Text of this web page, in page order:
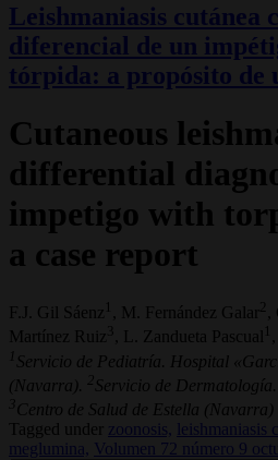
Leishmaniasis cutánea
diferencial de un
tórpida: a propósito de
Cutaneous
differential
impetigo with
a case report
F.J. Gil Sáenz 1 , M. Fernández Galar
Martínez Ruiz 3 , L. Zandueta Pascual 1
1 Servicio de Pediatría. Hospital
(Navarra).
2 Servicio de
3Centro de Salud de Estella (Navarra)
Tagged under
zoonosis, leishmaniasis
meglumina,
Volumen 72 número 9